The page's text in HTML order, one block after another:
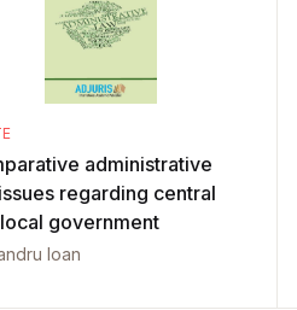
administrative
regarding central
government
Ioan